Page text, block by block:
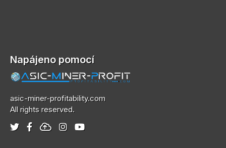
Napájeno pomocí
asic-miner-profitability.com
All rights reserved.